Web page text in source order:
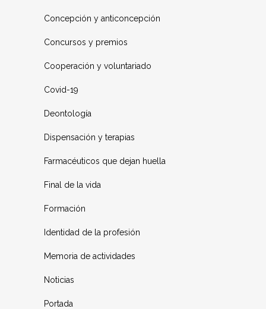
Concepción y anticoncepción
Concursos y premios
Cooperación y voluntariado
Covid-19
Deontología
Dispensación y terapias
Farmacéuticos que dejan huella
Final de la vida
Formación
Identidad de la profesión
Memoria de actividades
Noticias
Portada